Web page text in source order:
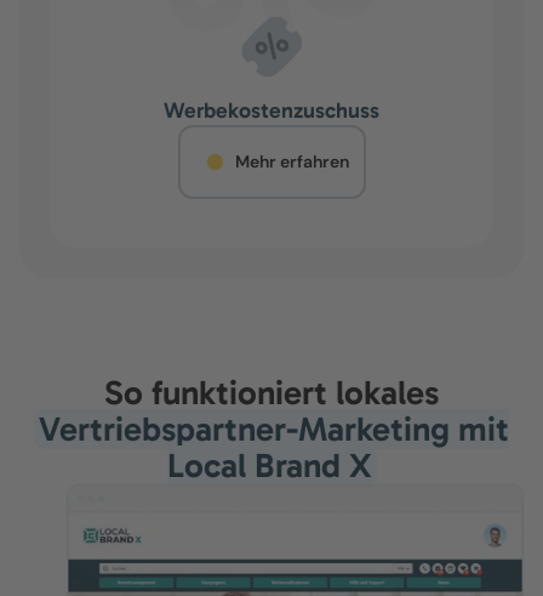
Werbekostenzuschuss
Mehr erfahren
So funktioniert lokales
Vertriebspartner-Marketing mit
Local Brand X